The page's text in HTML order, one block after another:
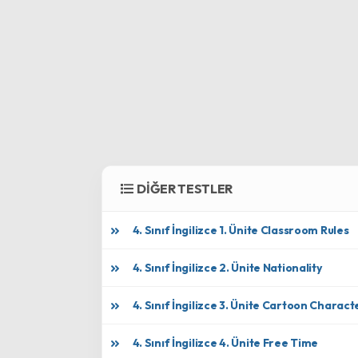
DİĞER TESTLER
4. Sınıf İngilizce 1. Ünite Classroom Rules
4. Sınıf İngilizce 2. Ünite Nationality
4. Sınıf İngilizce 3. Ünite Cartoon
4. Sınıf İngilizce 4. Ünite Free Time